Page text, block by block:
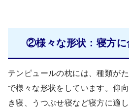
②様々な形状：寝方に
テンピュールの枕には、種類が
で様々な形状をしています。仰
き寝、うつぶせ寝など寝方に適